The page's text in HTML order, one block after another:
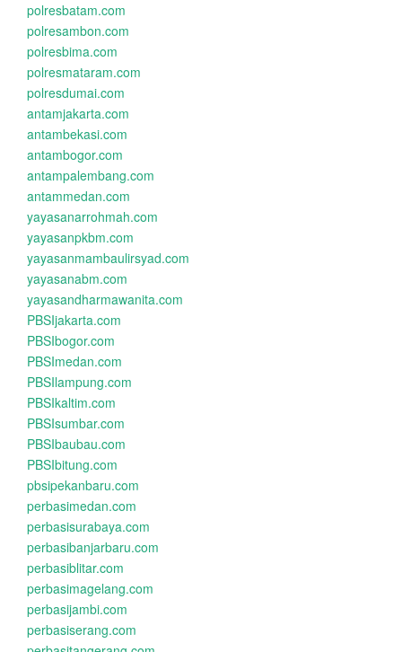
polresbatam.com
polresambon.com
polresbima.com
polresmataram.com
polresdumai.com
antamjakarta.com
antambekasi.com
antambogor.com
antampalembang.com
antammedan.com
yayasanarrohmah.com
yayasanpkbm.com
yayasanmambaulirsyad.com
yayasanabm.com
yayasandharmawanita.com
PBSIjakarta.com
PBSIbogor.com
PBSImedan.com
PBSIlampung.com
PBSIkaltim.com
PBSIsumbar.com
PBSIbaubau.com
PBSIbitung.com
pbsipekanbaru.com
perbasimedan.com
perbasisurabaya.com
perbasibanjarbaru.com
perbasiblitar.com
perbasimagelang.com
perbasijambi.com
perbasiserang.com